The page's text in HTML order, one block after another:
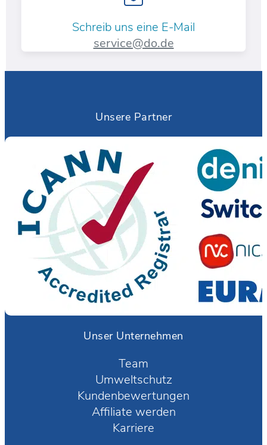
Schreib uns eine E-Mail
service@do.de
Unsere Partner
Unser Unternehmen
Team
Umweltschutz
Kundenbewertungen
Affiliate werden
Karriere